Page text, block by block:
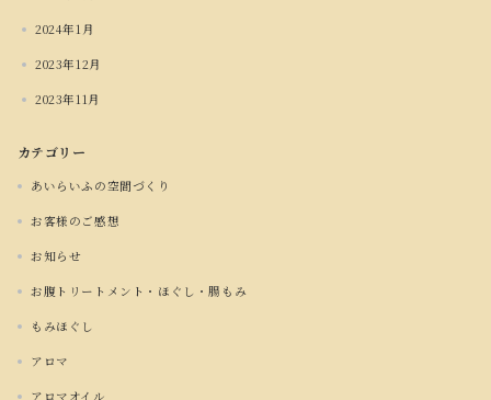
2024年1月
2023年12月
2023年11月
カテゴリー
あいらいふの空間づくり
お客様のご感想
お知らせ
お腹トリートメント・ほぐし・腸もみ
もみほぐし
アロマ
アロマオイル